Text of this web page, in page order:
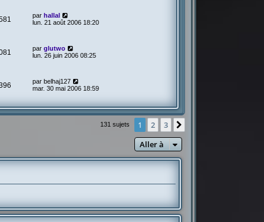
par hallal
lun. 21 août 2006 18:20
par glutwo
lun. 26 juin 2006 08:25
par belhaj127
mar. 30 mai 2006 18:59
131 sujets 1 2 3
Aller à